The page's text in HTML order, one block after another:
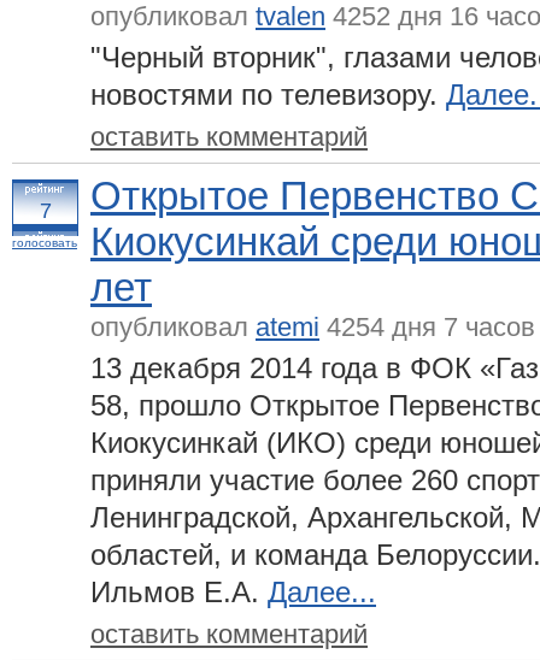
опубликовал tvalen 4252 дня 16
"Черный вторник", глазами
новостями по телевизору.
оставить комментарий
7
голосовать
Открытое Первенство
Киокусинкай среди
лет
опубликовал atemi 4254 дня 7
13 декабря 2014 года в ФОК
58, прошло Открытое
Киокусинкай (ИКО) среди
приняли участие более 260
Ленинградской, Архангельской,
областей, и команда
Ильмов Е.А. Далее...
оставить комментарий